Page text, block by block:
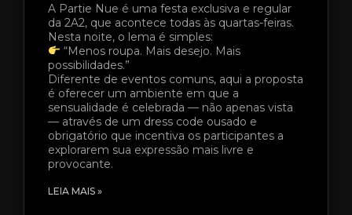
A Partie Nue é uma festa exclusiva e regular
da 2A2, que acontece todas às quartas-feiras.
Nesta noite, o lema é simples:
“Menos roupa. Mais desejo. Mais
possibilidades.”
Diferente de eventos comuns, aqui a proposta
é oferecer um ambiente em que a
sensualidade é celebrada — não apenas vista
— através de um dress code ousado e
obrigatório que incentiva os participantes a
explorarem sua expressão mais livre e
provocante.
LEIA MAIS »